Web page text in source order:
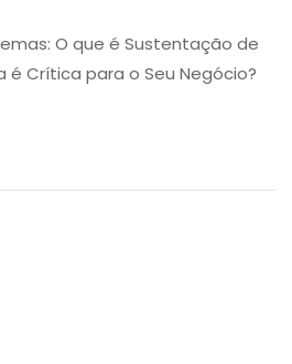
O que é Sustentação de
é Crítica para o Seu Negócio?